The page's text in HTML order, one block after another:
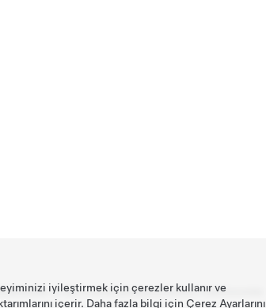
Gizlilik ve MevzuatİletişimKariyerBülteni İndirKonumlar
iyileştirmek için çerezler kullanır ve
içerir. Daha fazla bilgi için Çerez Ayarlarını